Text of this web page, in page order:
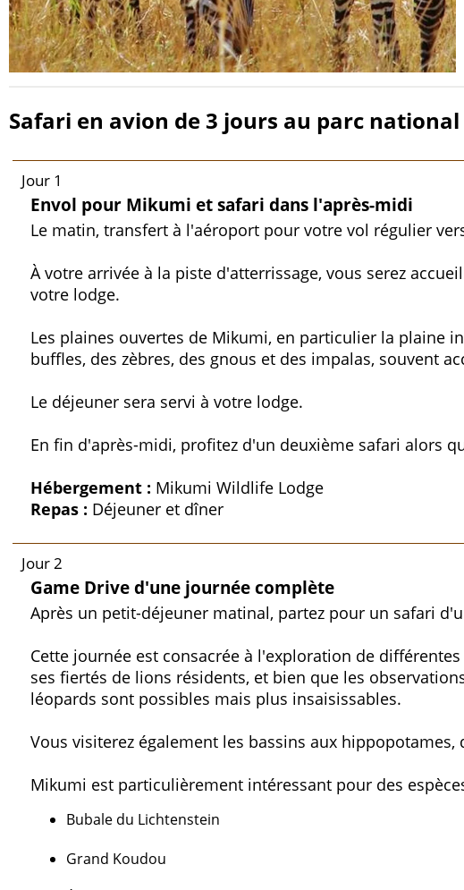
Safari en avion de 3 jours au parc
Jour 1
Envol pour Mikumi et safari dans l'après-midi
Le matin, transfert à l'aéroport pour votre vol régulier
À votre arrivée à la piste d'atterrissage, vous serez
votre lodge.
Les plaines ouvertes de Mikumi, en particulier la plaine
buffles, des zèbres, des gnous et des impalas, souvent
Le déjeuner sera servi à votre lodge.
En fin d'après-midi, profitez d'un deuxième safari alors
Hébergement : Mikumi Wildlife Lodge
Repas : Déjeuner et dîner
Jour 2
Game Drive d'une journée complète
Après un petit-déjeuner matinal, partez pour un safari
Cette journée est consacrée à l'exploration de
ses fiertés de lions résidents, et bien que les
léopards sont possibles mais plus insaisissables.
Vous visiterez également les bassins aux
Mikumi est particulièrement intéressant pour des
Bubale du Lichtenstein
Grand Koudou